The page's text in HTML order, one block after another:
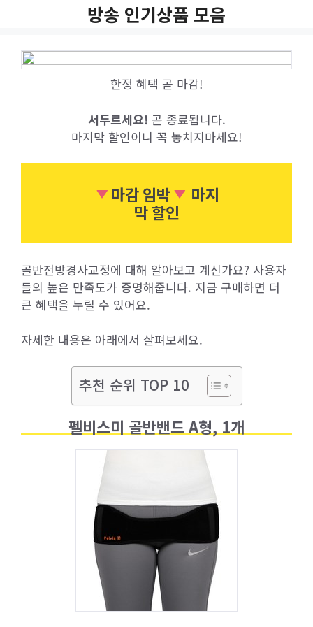
방송 인기상품 모음
한정 혜택 곧 마감!
서두르세요! 곧 종료됩니다.
마지막 할인이니 꼭 놓치지마세요!
마감 임박
마지
막 할인
골반전방경사교정에 대해 알아보고 계신가요? 사용자
들의 높은 만족도가 증명해줍니다. 지금 구매하면 더
큰 혜택을 누릴 수 있어요.
자세한 내용은 아래에서 살펴보세요.
추천 순위 TOP 10
펠비스미 골반밴드 A형, 1개